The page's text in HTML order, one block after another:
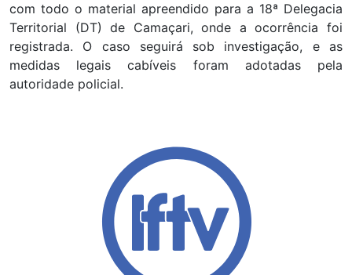
com todo o material apreendido para a 18ª Delegacia
Territorial (DT) de Camaçari, onde a ocorrência foi
registrada. O caso seguirá sob investigação, e as
medidas legais cabíveis foram adotadas pela
autoridade policial.